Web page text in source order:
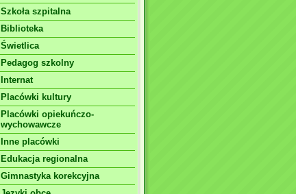
Szkoła szpitalna
Biblioteka
Świetlica
Pedagog szkolny
Internat
Placówki kultury
Placówki opiekuńczo-
wychowawcze
Inne placówki
Edukacja regionalna
Gimnastyka korekcyjna